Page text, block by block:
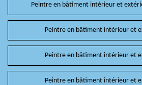
Peintre en bâtiment intérieur et
Peintre en bâtiment intérieur et
Peintre en bâtiment intérieur et
Peintre en bâtiment intérieur et